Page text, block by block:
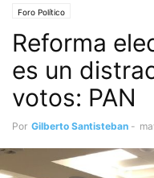
Foro Político
Reforma
es un
votos: PAN
Por Gilberto Santisteban -